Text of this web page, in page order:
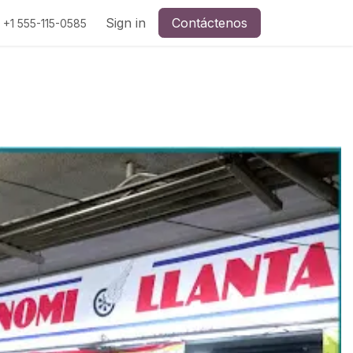
y redes sociales
+1 555-115-0585 Sign in Contáctenos